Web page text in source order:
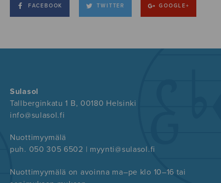
FACEBOOK TWITTER GOOGLE+
Sulasol
Tallberginkatu 1 B, 00180 Helsinki
info@sulasol.fi
Nuottimyymälä
puh. 050 305 6502 | myynti@sulasol.fi
Nuottimyymälä on avoinna ma–pe klo 10–16 tai